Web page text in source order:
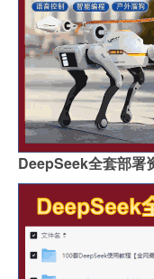
DeepSeek全套部署